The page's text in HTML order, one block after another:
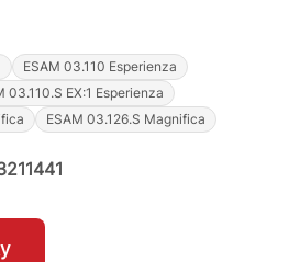
ESAM 03.110 Esperienza
03.110.S EX:1 Esperienza
ESAM 03.126.S Magnifica